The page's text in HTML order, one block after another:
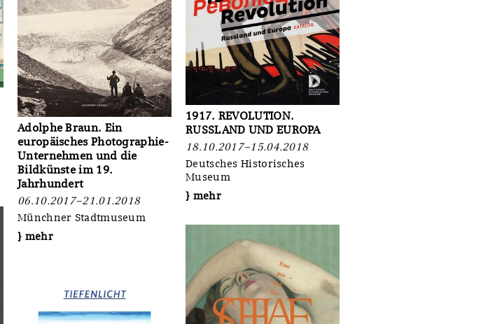
1917. REVOLUTION.
RUSSLAND UND EUROPA
18.10.2017–15.04.2018
Deutsches Historisches
Museum
} mehr
Adolphe Braun. Ein
europäisches Photographie-
Unternehmen und die
Bildkünste im 19.
Jahrhundert
06.10.2017–21.01.2018
Münchner Stadtmuseum
} mehr